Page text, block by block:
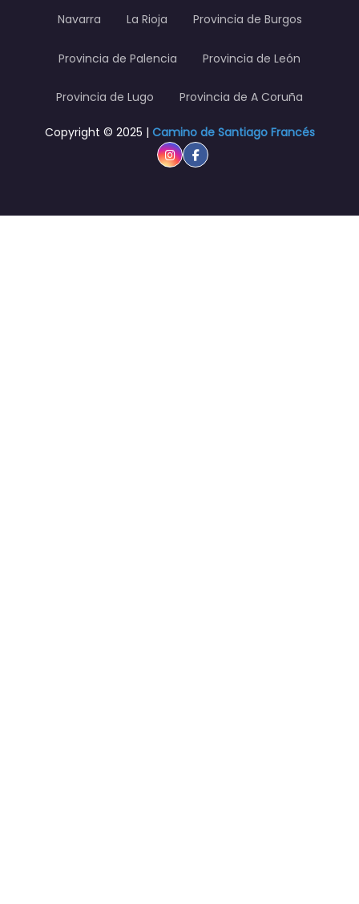
Navarra La Rioja Provincia de Burgos
Provincia de Palencia Provincia de León
Provincia de Lugo Provincia de A Coruña
Copyright © 2025 | Camino de Santiago Francés